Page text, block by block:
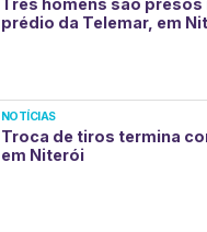
prédio da Telemar, em
NOTÍCIAS
Troca de tiros termina
em Niterói